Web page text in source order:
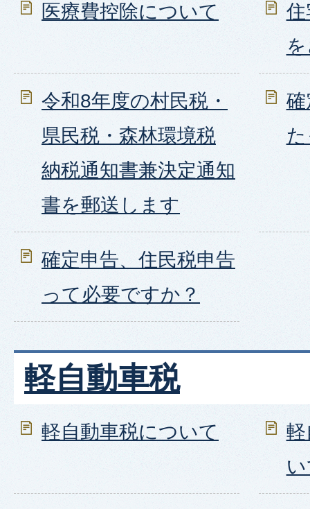
医療費控除について
令和8年度の村民税・
県民税・森林環境税
納税通知書兼決定通知
書を郵送します
確定申告、住民税申告
って必要ですか？
軽自動車税
軽自動車税について